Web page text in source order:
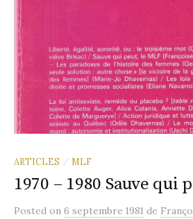
ARTICLES / MLF
1970 – 1980 Sauve qui
Posted on 6 septembre 1981 de